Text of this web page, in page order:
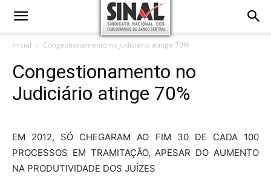
Inicial Congestionamento no Judiciário atinge 70%
Congestionamento no
Judiciário atinge 70%
EM 2012, SÓ CHEGARAM AO FIM 30 DE CADA 100
PROCESSOS EM TRAMITAÇÃO, APESAR DO AUMENTO
NA PRODUTIVIDADE DOS JUÍZES